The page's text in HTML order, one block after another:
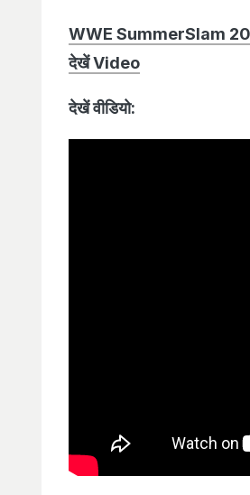
WWE SummerSlam 2019:
देखें Video
देखें वीडियो: